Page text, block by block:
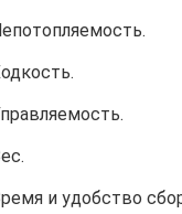
и удобство